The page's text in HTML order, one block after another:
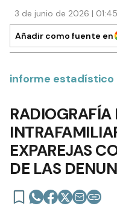
3 de junio de 2026 |
Añadir como fuente en
informe estadístico
EXPAREJAS
DE LAS